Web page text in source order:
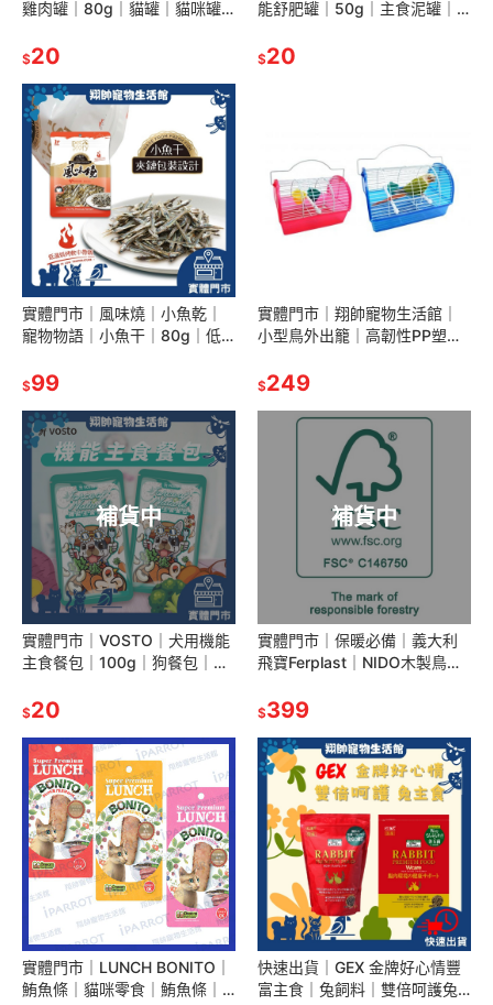
雞肉罐｜80g｜貓罐｜貓咪罐
｜翔帥寵物生活館
$20
能舒肥罐｜50g｜主食泥罐｜
罐｜貓咪罐頭｜翔帥寵物生活
$20
實體門市｜風味燒｜小魚乾｜
寵物物語｜小魚干｜80g｜低
點心｜狗零食｜狗點心｜翔帥
$99
實體門市｜翔帥寵物生活館｜
小型鳥外出籠｜高韌性PP塑料
迷購｜鸚鵡外出籠｜鳥外出籠
$249
補貨中
實體門市｜VOSTO｜犬用機能
主食餐包｜100g｜狗餐包｜犬
vosto狗餐包｜翔帥寵物生活館
$20
補貨中
實體門市｜保暖必備｜義大利
飛寶Ferplast｜NIDO木製鳥巢
｜鸚鵡鳥屋｜翔帥寵物生活館
$399
實體門市｜LUNCH BONITO｜
鮪魚條｜貓咪零食｜鮪魚條｜
快速出貨｜GEX 金牌好心情豐
富主食｜兔飼料｜雙倍呵護兔